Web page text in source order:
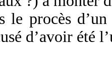
le procès
d’avoir été